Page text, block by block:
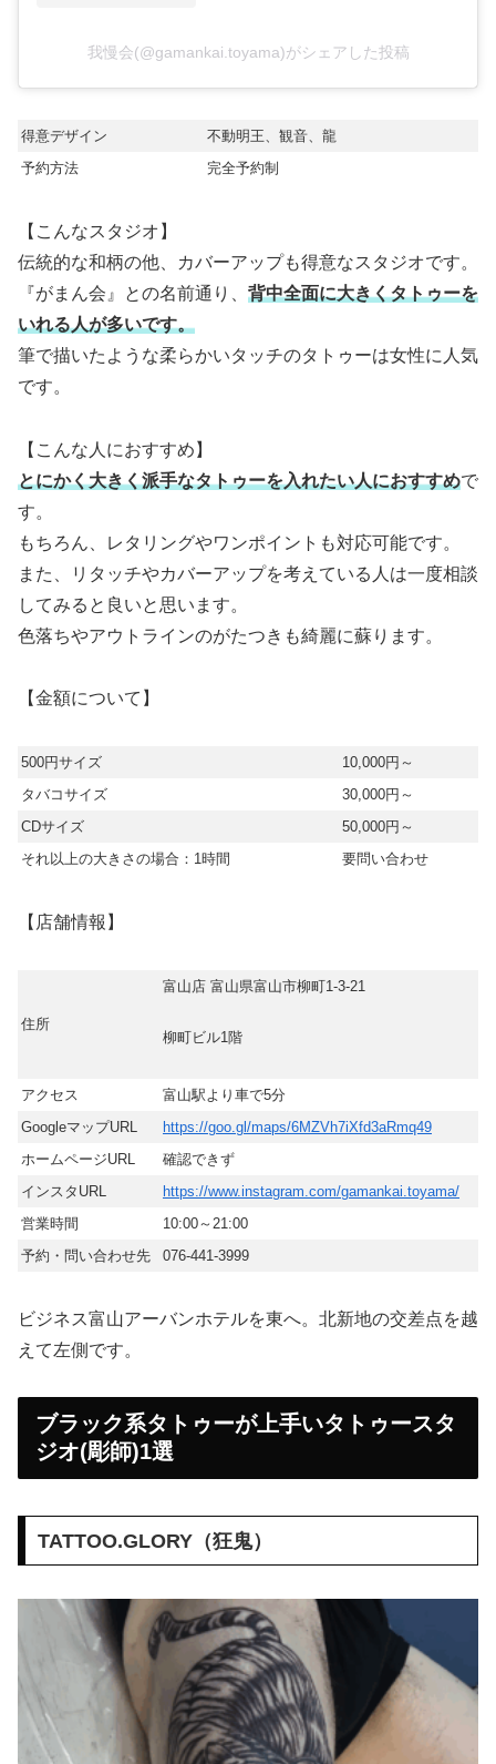
我慢会(@gamankai.toyama)がシェアした投稿
得意デザイン
不動明王、観音、龍
予約方法
完全予約制
【こんなスタジオ】
伝統的な和柄の他、カバーアップも得意なスタジオです。
『がまん会』との名前通り、 背中全面に大きくタトゥーを
いれる人が多いです。
筆で描いたような柔らかいタッチのタトゥーは女性に人気
です。
【こんな人におすすめ】
とにかく大きく派手なタトゥーを入れたい人におすすめで
す。
もちろん、レタリングやワンポイントも対応可能です。
また、リタッチやカバーアップを考えている人は一度相談
してみると良いと思います。
色落ちやアウトラインのがたつきも綺麗に蘇ります。
【金額について】
500円サイズ
10,000円～
タバコサイズ
30,000円～
CDサイズ
50,000円～
それ以上の大きさの場合：1時間
要問い合わせ
【店舗情報】
住所
富山店 富山県富山市柳町1-3-21
柳町ビル1階
アクセス
富山駅より車で5分
GoogleマップURL
https://goo.gl/maps/6MZVh7iXfd3aRmq49
ホームページURL
確認できず
インスタURL
https://www.instagram.com/gamankai.toyama/
営業時間
10:00～21:00
予約・問い合わせ先
076-441-3999
ビジネス富山アーバンホテルを東へ。北新地の交差点を越
えて左側です。
ブラック系タトゥーが上手いタトゥースタ
ジオ(彫師)1選
TATTOO.GLORY（狂鬼）